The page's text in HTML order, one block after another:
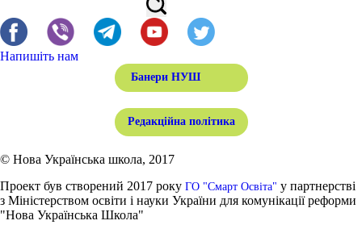
Напишіть нам
Банери НУШ
Редакційна політика
© Нова Українська школа, 2017
Проект був створений 2017 року ГО "Смарт Освіта" у партнерстві
з Міністерством освіти і науки України для комунікації реформи
"Нова Українська Школа"